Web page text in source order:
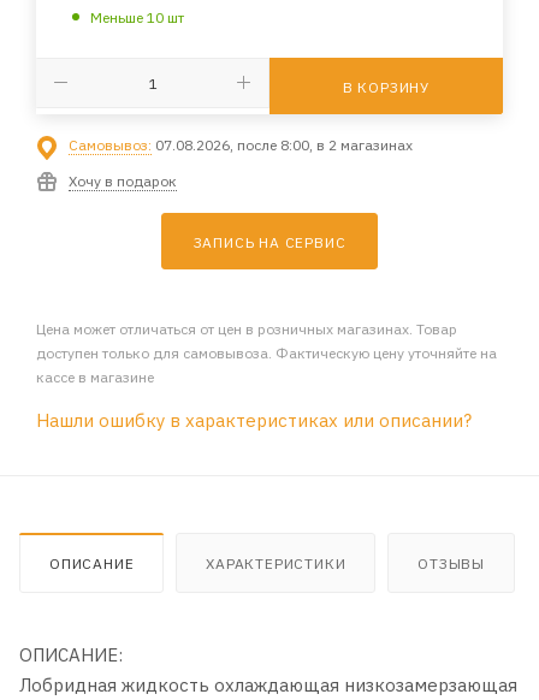
Меньше 10 шт
В КОРЗИНУ
Самовывоз: 07.08.2026, после 8:00, в 2 магазинах
Хочу в подарок
ЗАПИСЬ НА СЕРВИС
Цена может отличаться от цен в розничных магазинах. Товар
доступен только для самовывоза. Фактическую цену уточняйте на
кассе в магазине
Нашли ошибку в характеристиках или описании?
ОПИСАНИЕ ХАРАКТЕРИСТИКИ ОТЗЫВЫ
ОПИСАНИЕ:
Лобридная жидкость охлаждающая низкозамерзающая